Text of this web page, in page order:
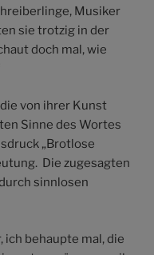
Musiker
sie trotzig in der
doch mal, wie
von ihrer Kunst
Sinne des Wortes
„Brotlose
Die zugesagten
sinnlosen
ich behaupte mal, die